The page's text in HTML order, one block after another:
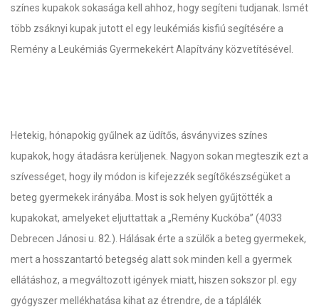
színes kupakok sokasága kell ahhoz, hogy segíteni tudjanak. Ismét
több zsáknyi kupak jutott el egy leukémiás kisfiú segítésére a
Remény a Leukémiás Gyermekekért Alapítvány közvetítésével.
Hetekig, hónapokig gyűlnek az üdítős, ásványvizes színes
kupakok, hogy átadásra kerüljenek. Nagyon sokan megteszik ezt a
szívességet, hogy ily módon is kifejezzék segítőkészségüket a
beteg gyermekek irányába. Most is sok helyen gyűjtötték a
kupakokat, amelyeket eljuttattak a „Remény Kuckóba” (4033
Debrecen Jánosi u. 82.). Hálásak érte a szülők a beteg gyermekek,
mert a hosszantartó betegség alatt sok minden kell a gyermek
ellátáshoz, a megváltozott igények miatt, hiszen sokszor pl. egy
gyógyszer mellékhatása kihat az étrendre, de a táplálék